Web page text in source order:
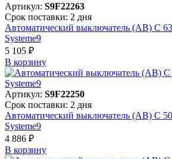
Артикул: S9F22263
Срок поставки: 2 дня
Автоматический выключатель (АВ) C
Systeme9
5 105 ₽
В корзинy
Артикул: S9F22250
Срок поставки: 2 дня
Автоматический выключатель (АВ) C
Systeme9
4 886 ₽
В корзинy